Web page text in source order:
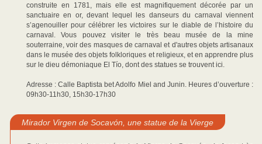
construite en 1781, mais elle est magnifiquement décorée par un
sanctuaire en or, devant lequel les danseurs du carnaval viennent
s’agenouiller pour célébrer les victoires sur le diable de l’histoire du
carnaval. Vous pouvez visiter le très beau musée de la mine
souterraine, voir des masques de carnaval et d'autres objets artisanaux
dans le musée des objets folkloriques et religieux, et en apprendre plus
sur le dieu démoniaque El Tío, dont des statues se trouvent ici.
Adresse : Calle Baptista bet Adolfo Miel and Junin. Heures d’ouverture :
09h30-11h30, 15h30-17h30
Mirador Virgen de Socavón, une statue de la Vierge